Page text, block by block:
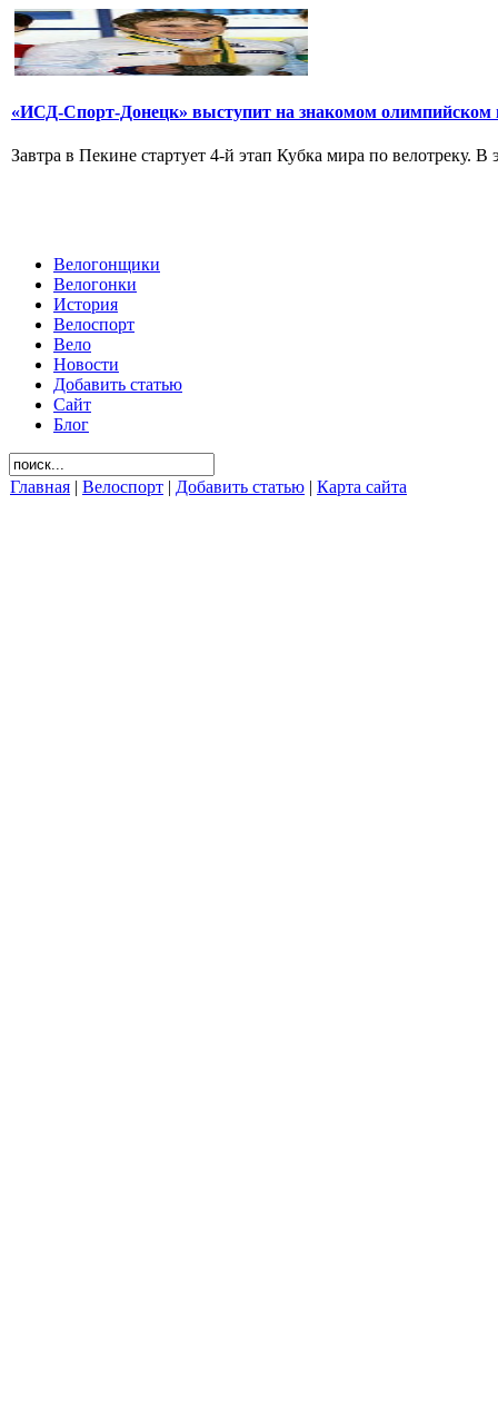
«ИСД-Спорт-Донецк» выступит на знакомом олимпийском
Завтра в Пекине стартует 4-й этап Кубка мира по велотреку.
Велогонщики
Велогонки
История
Велоспорт
Вело
Новости
Добавить статью
Сайт
Блог
Главная | Велоспорт | Добавить статью | Карта сайта